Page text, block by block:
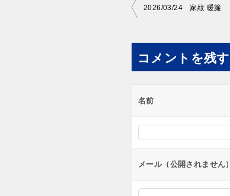
投
ナ
ビ
ー
ョ
ン
2026/03/24 家紋 暖簾
コメントを残す
名前
メール（公開されません）